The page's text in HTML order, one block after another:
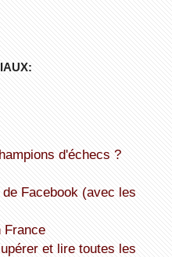
d'échecs ?
France